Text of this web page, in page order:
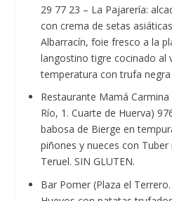
29 77 23 – La Pajarería:
con crema de setas
Albarracín, foie fresco a la
langostino tigre cocinado al
temperatura con trufa negra
Restaurante Mamá
Río, 1. Cuarte de Huerva)
babosa de Bierge en
piñones y nueces con
Teruel. SIN GLUTEN.
Bar Pomer (Plaza el